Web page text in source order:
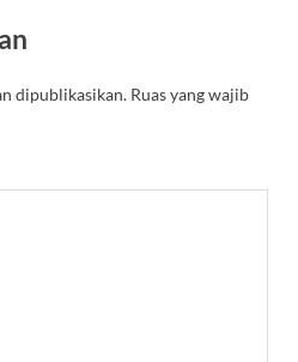
dipublikasikan. Ruas yang wajib